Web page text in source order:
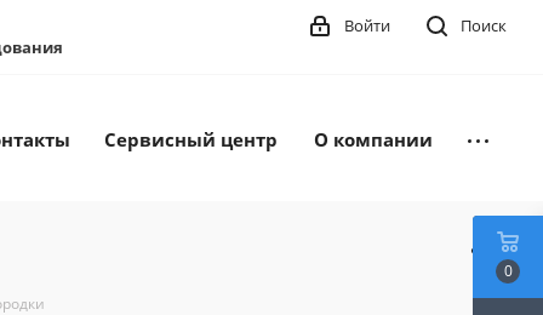
Поиск
Войти
Сервисный центр О компании
0